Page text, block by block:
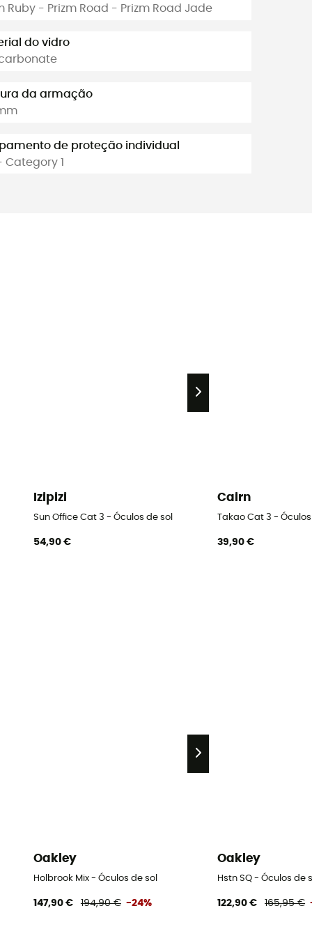
Ruby - Prizm Road - Prizm Road Jade
do vidro
da armação
de proteção individual
Category 1
Izipizi
Sun Office Cat 3 - Óculos de sol
54,90 €
Cairn
Takao Cat 3 -
39,90 €
Oakley
Holbrook Mix - Óculos de sol
147,90 € 194,90 € -24%
Oakley
Hstn SQ - Óculos de
122,90 € 165,95 €